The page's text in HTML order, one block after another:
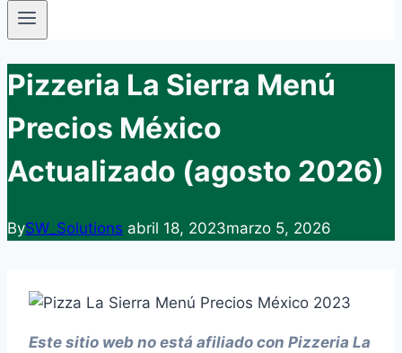
Pizzeria La Sierra Menú
Precios México
Actualizado (agosto 2026)
BySW_Solutions abril 18, 2023marzo 5, 2026
Este sitio web no está afiliado con Pizzeria La